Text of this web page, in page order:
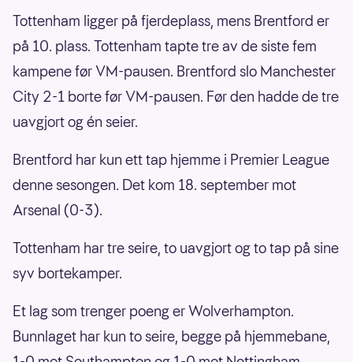
Tottenham ligger på fjerdeplass, mens Brentford er
på 10. plass. Tottenham tapte tre av de siste fem
kampene før VM-pausen. Brentford slo Manchester
City 2-1 borte før VM-pausen. Før den hadde de tre
uavgjort og én seier.
Brentford har kun ett tap hjemme i Premier League
denne sesongen. Det kom 18. september mot
Arsenal (0-3).
Tottenham har tre seire, to uavgjort og to tap på sine
syv bortekamper.
Et lag som trenger poeng er Wolverhampton.
Bunnlaget har kun to seire, begge på hjemmebane,